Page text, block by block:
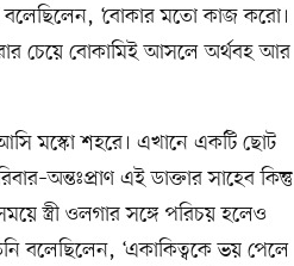
‘বোকার মতো কাজ করো।
চেয়ে বোকামিই আসলে অর্থবহ আর
মস্কো শহরে। এখানে একটি ছোট
এই ডাক্তার সাহেব কিন্তু
স্ত্রী ওলগার সঙ্গে পরিচয় হলেও
বলেছিলেন, ‘একাকিত্বকে ভয় পেলে